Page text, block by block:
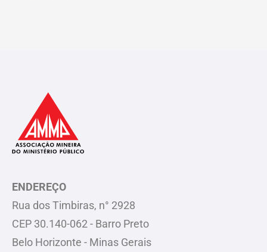
ENDEREÇO
Rua dos Timbiras, n° 2928
CEP 30.140-062 - Barro Preto
Belo Horizonte - Minas Gerais